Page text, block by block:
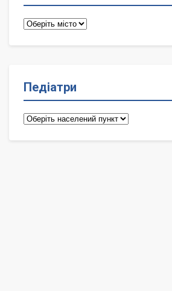
Терапевти
Педіатри
Педіатри